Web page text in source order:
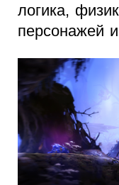
логика,
персонажей